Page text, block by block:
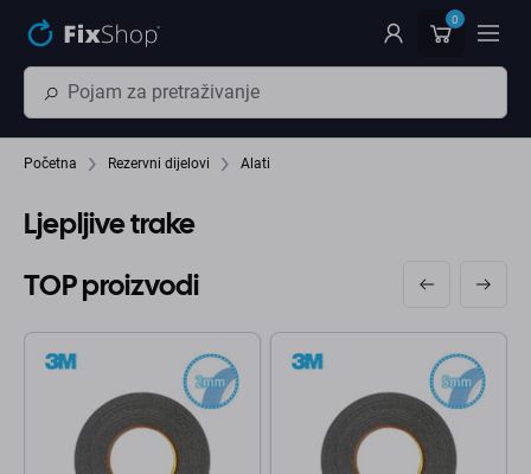
0
Početna Rezervni dijelovi Alati
Ljepljive trake
TOP proizvodi